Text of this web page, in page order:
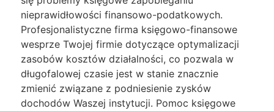
nieprawidłowości finansowo-podatkowych.
Profesjonalistyczne firma księgowo-finansowe
wesprze Twojej firmie dotyczące optymalizacji
zasobów kosztów działalności, co pozwala w
długofalowej czasie jest w stanie znacznie
zmienić związane z podniesienie zysków
dochodów Waszej instytucji. Pomoc księgowe